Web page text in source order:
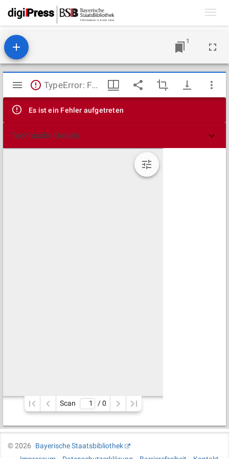
1
Mirador
Viewer
TypeError: Failed to fetch
Es ist ein Fehler aufgetreten
Technische Details
Scan / 0
©2026
Bayerische Staatsbibliothek